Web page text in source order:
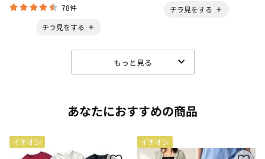
78件
チラ見をする
チラ見をする
もっと見る
あなたにおすすめの商品
イチオシ イチオシ